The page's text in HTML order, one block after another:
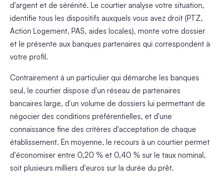
d'argent et de sérénité. Le courtier analyse votre situation,
identifie tous les dispositifs auxquels vous avez droit (PTZ,
Action Logement, PAS, aides locales), monte votre dossier
et le présente aux banques partenaires qui correspondent à
votre profil.
Contrairement à un particulier qui démarche les banques
seul, le courtier dispose d'un réseau de partenaires
bancaires large, d'un volume de dossiers lui permettant de
négocier des conditions préférentielles, et d'une
connaissance fine des critères d'acceptation de chaque
établissement. En moyenne, le recours à un courtier permet
d'économiser entre 0,20 % et 0,40 % sur le taux nominal,
soit plusieurs milliers d'euros sur la durée du prêt.